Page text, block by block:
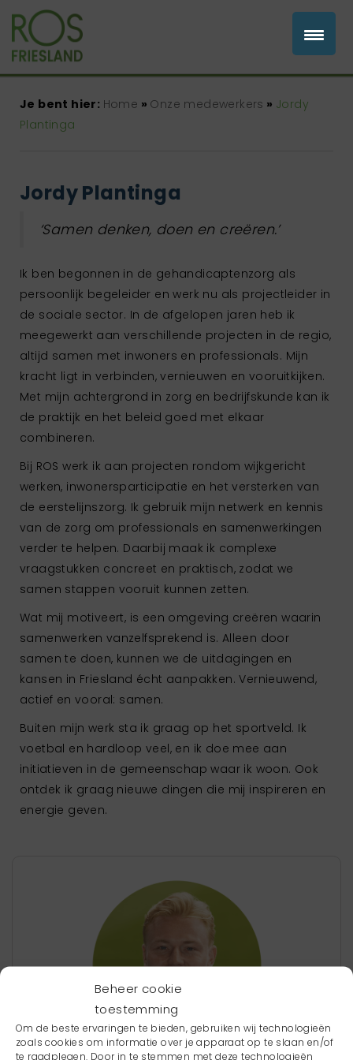
Beheer cookie
toestemming
Om de beste ervaringen te bieden, gebruiken wij technologieën
zoals cookies om informatie over je apparaat op te slaan en/of
te raadplegen. Door in te stemmen met deze technologieën
Je bent hier: Home » Onze medewerkers » Jordy
Plantinga
Jordy Plantinga
‘Samen denken, doen en creëren.’
Ik ben begonnen in de gehandicaptenzorg als
persoonlijk begeleider en werk nu als projectleider in
de sociale sector. In de afgelopen jaren heb ik
meegewerkt aan verschillende projecten in de regio,
altijd samen met inwoners en professionals. Mijn
kracht ligt in verbinden, vernieuwen en vooruitkijken.
Met mijn achtergrond in zorg en bedrijfskunde kan ik
de praktijk en het beleid goed met elkaar
combineren.
Bij ROS werk ik aan projecten rondom wijkgericht
werken, inwonersparticipatie en het versterken van
de eerstelijnszorg. Ik gebruik mijn netwerk en kennis
van de zorg om professionals en samenwerkingen
verder te helpen. Daarbij maak ik complexe
vraagstukken concreet en praktisch, zodat we
samen stappen vooruit kunnen zetten.
Wat mij motiveert, is een omgeving creëren waarin
samenwerken vanzelfsprekend is. Alleen door
samen te doen, kunnen we de uitdagingen en
kansen in Friesland écht aanpakken. Vernieuwend,
actief en vooral: samen.
Buiten mijn werk sta ik graag op het sportveld. Ik
voetbal en hardloop veel, en ik doe mee aan
initiatieven in de gemeenschap waar ik woon. Ook
ontdek ik graag nieuwe dingen die mij inspireren en
energie geven.